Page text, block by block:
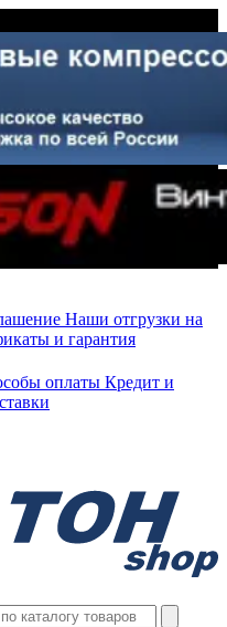
Наши отгрузки на
и гарантия
оплаты Кредит и